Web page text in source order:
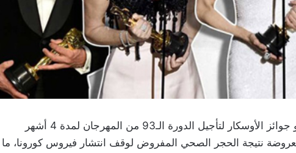
يخطط منظمو جوائز الأوسكار لتأجيل الدورة الـ93 من المهرجان لمدة 4 أشهر
نتيجة الحجر الصحي المفروض لوقف انتشار فيروس كورونا، ما